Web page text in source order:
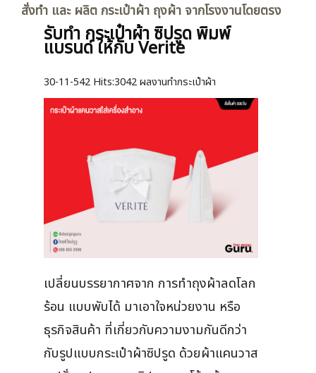
สั่งทำ และ ผลิต กระเป๋าผ้า ถุงผ้า จากโรงงานโดยตรง
รับทำ กระเป๋าผ้า ซิปรูด พิมพ์
แบรนด์ ให้กับ Verite
30-11-542 Hits:3042 ผลงานทำกระเป๋าผ้า
เปลี่ยนบรรยากาศจาก การทำถุงผ้าลดโลก
ร้อน แบบพับได้ มาเอาใจหน่วยงาน หรือ
ธุรกิจสินค้า ที่เกี่ยวกับความงามกันดีกว่า
กับรูปแบบกระเป๋าผ้าซิปรูด ด้วยผ้าแคนวาส